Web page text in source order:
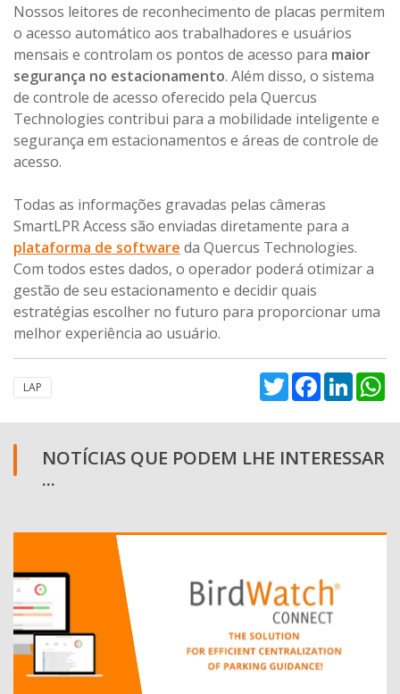
Nossos leitores de reconhecimento de placas permitem
o acesso automático aos trabalhadores e usuários
mensais e controlam os pontos de acesso para maior
segurança no estacionamento. Além disso, o sistema
de controle de acesso oferecido pela Quercus
Technologies contribui para a mobilidade inteligente e
segurança em estacionamentos e áreas de controle de
acesso.
Todas as informações gravadas pelas câmeras
SmartLPR Access são enviadas diretamente para a
plataforma de software da Quercus Technologies.
Com todos estes dados, o operador poderá otimizar a
gestão de seu estacionamento e decidir quais
estratégias escolher no futuro para proporcionar uma
melhor experiência ao usuário.
LAP TwitterFacebook
NOTÍCIAS QUE PODEM LHE INTERESSAR
...